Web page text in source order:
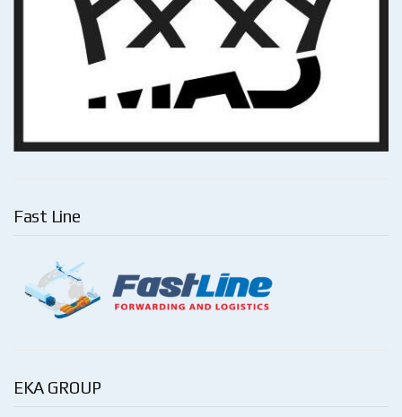
Fast Line
EKA GROUP